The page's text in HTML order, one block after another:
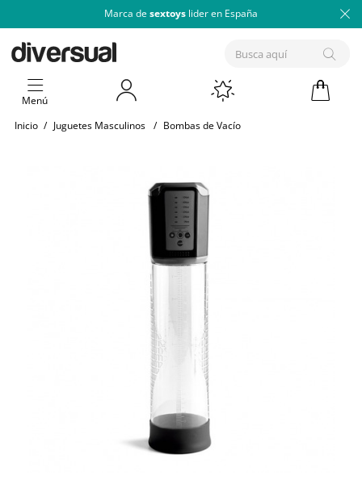
Marca de sextoys lider en España
Menú
Inicio / Juguetes Masculinos / Bombas de Vacío